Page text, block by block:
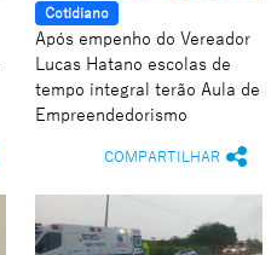
Cotidiano
Após empenho do Vereador
Lucas Hatano escolas de
tempo integral terão Aula de
Empreendedorismo
COMPARTILHAR